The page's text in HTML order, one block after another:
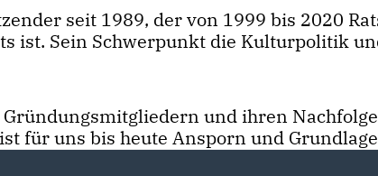
seit 1989, der von 1999 bis 2020
ist. Sein Schwerpunkt die Kulturpolitik
Gründungsmitgliedern und ihren
für uns bis heute Ansporn und